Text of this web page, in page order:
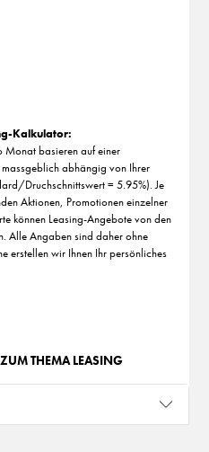
Kalkulator:
Monat basieren auf einer
abhängig von Ihrer
Druchschnittswert = 5.95%). Je
Aktionen, Promotionen einzelner
können Leasing-Angebote von den
Alle Angaben sind daher ohne
erstellen wir Ihnen Ihr persönliches
THEMA LEASING